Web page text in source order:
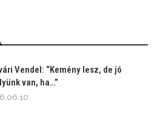
Vendel: “Kemény lesz, de jó
van, ha…”